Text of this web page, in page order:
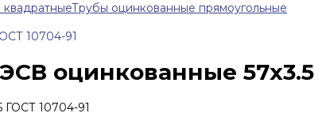
Трубы оцинкованные прямоугольные
10704-91
оцинкованные 57х3.5